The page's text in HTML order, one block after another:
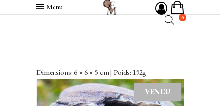
Menu
0
Dimensions: 6 × 6 × 5 cm | Poids: 192g
VENDU